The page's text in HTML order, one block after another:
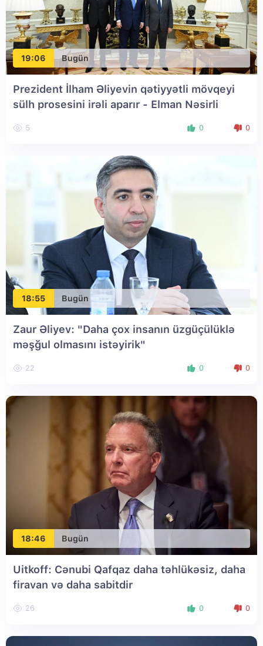
19:06 Bugün
Prezident İlham Əliyevin qətiyyətli mövqeyi
sülh prosesini irəli aparır - Elman Nəsirli
5 0 0
18:55 Bugün
Zaur Əliyev: "Daha çox insanın üzgüçülüklə
məşğul olmasını istəyirik"
22 0 0
18:46 Bugün
Uitkoff: Cənubi Qafqaz daha təhlükəsiz, daha
firavan və daha sabitdir
26 0 0